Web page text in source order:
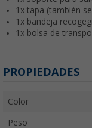
1x tapa (también
1x bandeja
1x bolsa de
PROPIEDADES
Color
Peso